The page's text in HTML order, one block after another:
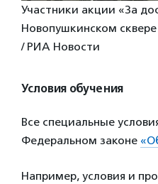
Участники акции «За
Новопушкинском
/ РИА Новости
Условия обучения
Все специальные
Федеральном законе
Например, условия и